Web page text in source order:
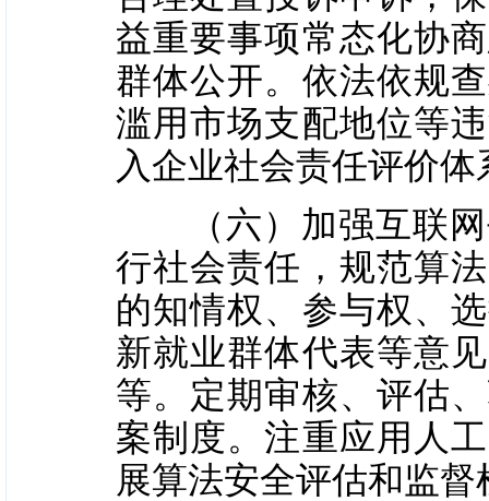
益重要事项常态化协
群体公开。依法依规
滥用市场支配地位等
入企业社会责任评价
（六）加强互联网
行社会责任，规范算
的知情权、参与权、
新就业群体代表等意
等。定期审核、评估
案制度。注重应用人
展算法安全评估和监督